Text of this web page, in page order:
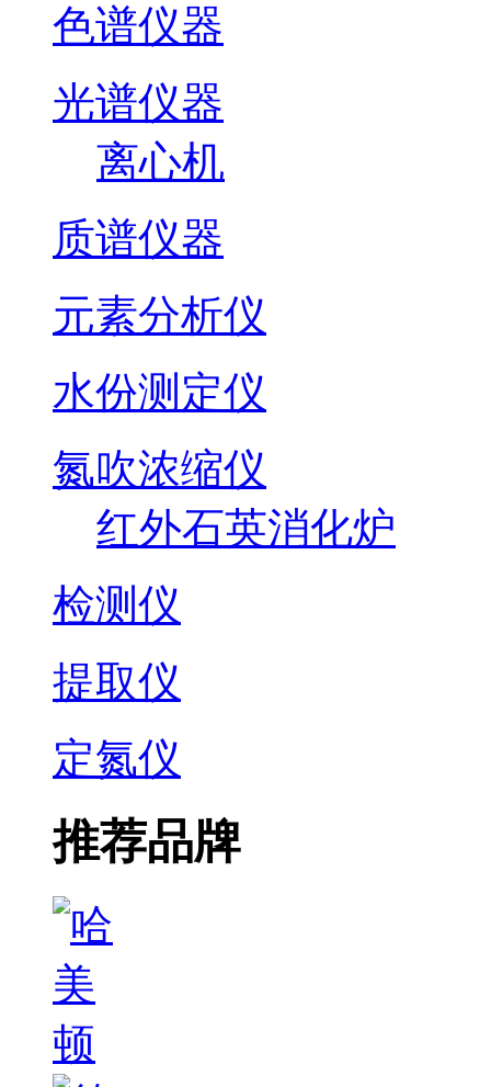
色谱仪器
光谱仪器
离心机
质谱仪器
元素分析仪
水份测定仪
氮吹浓缩仪
红外石英消化炉
检测仪
提取仪
定氮仪
推荐品牌